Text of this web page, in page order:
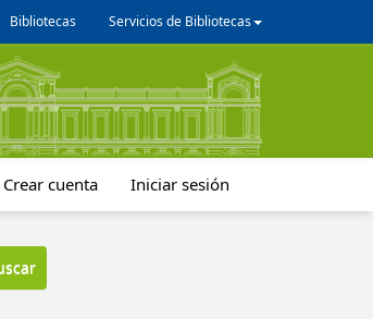
Bibliotecas Servicios de Bibliotecas
Crear cuenta Iniciar sesión